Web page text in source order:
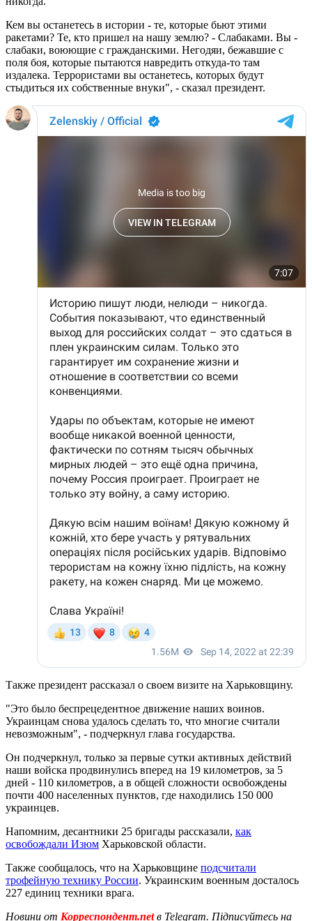
Кем вы останетесь в истории - те, которые бьют этими
ракетами? Те, кто пришел на нашу землю? - Слабаками. Вы -
слабаки, воюющие с гражданскими. Негодяи, бежавшие с
поля боя, которые пытаются навредить откуда-то там
издалека. Террористами вы останетесь, которых будут
стыдиться их собственные внуки", - сказал президент.
Также президент рассказал о своем визите на Харьковщину.
"Это было беспрецедентное движение наших воинов.
Украинцам снова удалось сделать то, что многие считали
невозможным", - подчеркнул глава государства.
Он подчеркнул, только за первые сутки активных действий
наши войска продвинулись вперед на 19 километров, за 5
дней - 110 километров, а в общей сложности освобождены
почти 400 населенных пунктов, где находились 150 000
украинцев.
Напомним, десантники 25 бригады рассказали, как
освобождали Изюм Харьковской области.
Также сообщалось, что на Харьковщине подсчитали
трофейную технику России. Украинским военным досталось
227 единиц техники врага.
Новини от Корреспондент.netв Telegram. Підписуйтесь на